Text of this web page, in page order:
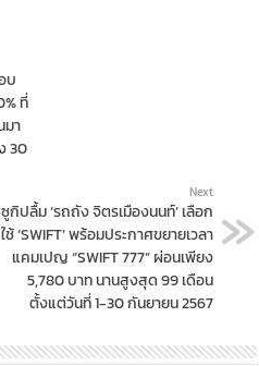
บ
ที่
มา
30
Next
กิปลื้ม ‘รถถัง จิตรเมืองนนท์’ เลือก
ใช้ ‘SWIFT’ พร้อมประกาศขยายเวลา
แคมเปญ “SWIFT 777” ผ่อนเพียง
5,780 บาท นานสูงสุด 99 เดือน
ตั้งแต่วันที่ 1-30 กันยายน 2567